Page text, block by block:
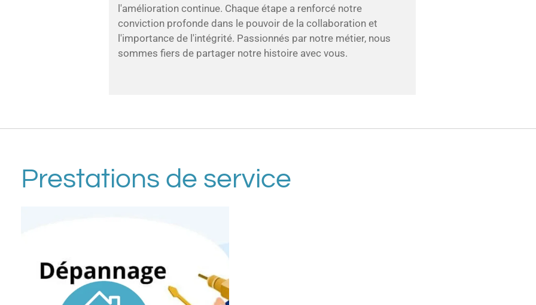
l'amélioration continue. Chaque étape a renforcé notre
conviction profonde dans le pouvoir de la collaboration et
l'importance de l'intégrité. Passionnés par notre métier, nous
sommes fiers de partager notre histoire avec vous.
Prestations de service